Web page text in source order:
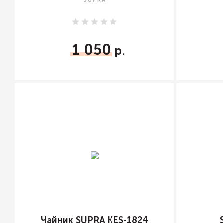
1 050
Чайник SUPRA KES-1824